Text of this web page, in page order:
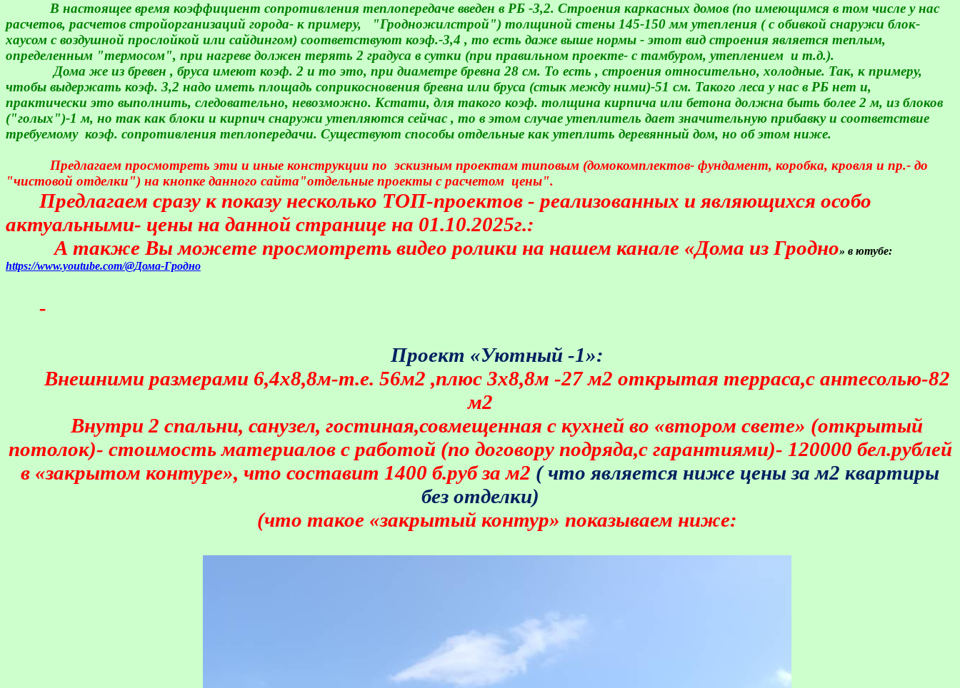
В настоящее время коэффициент сопротивления теплопередаче введен в РБ -3,2. Строения каркасных домов (по имеющимся в том числе у нас
расчетов, расчетов стройорганизаций города- к примеру,
"Гродножилстрой") толщиной стены 145-150 мм утепления ( с обивкой снаружи блок-
хаусом с воздушной прослойкой или сайдингом) соответствуют коэф.-3,4 , то есть даже выше нормы - этот вид строения является теплым,
определенным "термосом", при нагреве должен терять 2 градуса в сутки (при правильном проекте- с тамбуром, утеплением и т.д.).
Дома же из бревен , бруса имеют коэф. 2 и то это, при диаметре бревна28 см. То есть , строения относительно, холодные. Так, к примеру,
чтобы выдержать коэф. 3,2 надо иметь площадь соприкосновения бревна или бруса (стык между ними)-51 см. Такого леса у нас в РБ нет и,
практически это выполнить, следовательно, невозможно. Кстати, для такого коэф. толщина кирпича или бетона должна быть более 2 м, из блоков
("голых")-1 м, но так как блоки и кирпич снаружи утепляются сейчас , то в этом случае утеплитель дает значительную прибавку и соответствие
требуемому коэф. сопротивления теплопередачи. Существуют способы отдельные как утеплить деревянный дом, но об этом ниже.
Предлагаем просмотреть эти и иные конструкции по эскизным проектам типовым (домокомплектов- фундамент, коробка, кровля и пр.- до
"чистовой отделки") на кнопке данного сайта"отдельные проекты с расчетом цены".
Предлагаем сразу к показу несколько ТОП-проектов - реализованных и являющихся особо
актуальными- цены на данной странице на 01.10.2025г.:
А также Вы можете просмотреть видео ролики на нашем канале «Дома из Гродно» в ютубе:
https://www.youtube.com/@Дома-Гродно
-
Проект «Уютный -1»:
Внешними размерами 6,4х8,8м-т.е. 56м2 ,плюс 3х8,8м -27 м2 открытая терраса,с антесолью-82
м2
Внутри 2 спальни, санузел, гостиная,совмещенная с кухней во «втором свете» (открытый
потолок)- стоимость материалов с работой (по договору подряда,с гарантиями)- 120000 бел.рублей
в «закрытом контуре», что составит 1400 б.руб за м2 ( что является ниже цены за м2 квартиры
без отделки)
(что такое «закрытый контур» показываем ниже: